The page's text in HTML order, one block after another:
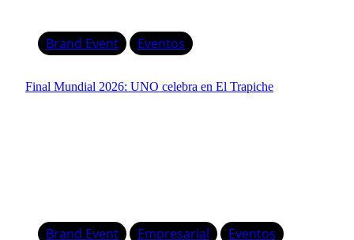
Brand Event Eventos
Final Mundial 2026: UNO celebra en El Trapiche
Brand Event Empresarial Eventos